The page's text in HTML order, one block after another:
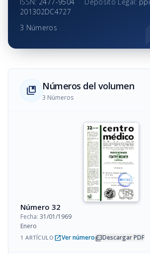
201302DC4727
3 Números
collections_bookmark Números del volumen
3 Números
Número 32
Fecha: 31/01/1969
Enero
1 ARTÍCULO open_in_newVer númeropicture_as_pdfDescargar PDF